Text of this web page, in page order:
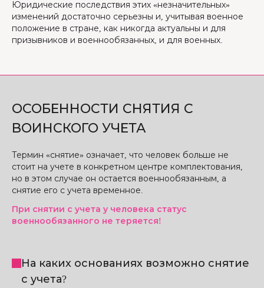
Юридические последствия этих «незначительных»
изменений достаточно серьезны и, учитывая военное
положение в стране, как никогда актуальны и для
призывников и военнообязанных, и для военных.
ОСОБЕННОСТИ СНЯТИЯ С
ВОИНСКОГО УЧЕТА
Термин «снятие» означает, что человек больше не
стоит на учете в конкретном центре комплектования,
но в этом случае он остается военнообязанным, а
снятие его с учета временное.
При снятии с учета у человека статус
военнообязанного не теряется!
На каких основаниях возможно снятие
с учета?